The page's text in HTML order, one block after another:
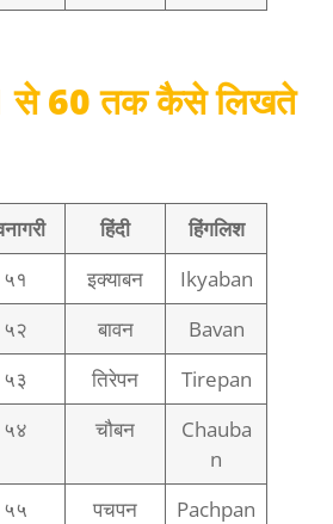
से 60 तक कैसे लिखते
हिंदी
हिंगलिश
५१ इक्याबन
Ikyaban
५२ बावन
Bavan
५३ तिरेपन
Tirepan
५४ चौबन
Chauba
n
५५ पचपन
Pachpan